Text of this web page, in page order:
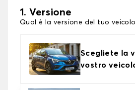
1. Versione
Qual è la versione del tuo
Scegliete la
vostro